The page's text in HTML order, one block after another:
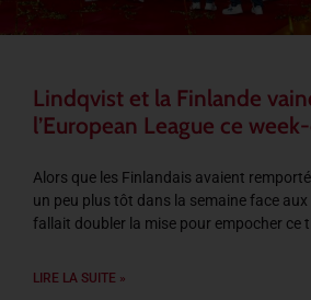
Lindqvist et la Finlande
l’European League ce
Alors que les Finlandais avaient
un peu plus tôt dans la semaine face
fallait doubler la mise pour empocher ce
LIRE LA SUITE »